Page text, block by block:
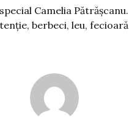
Camelia Pătrășcanu.
berbeci, leu, fecioară